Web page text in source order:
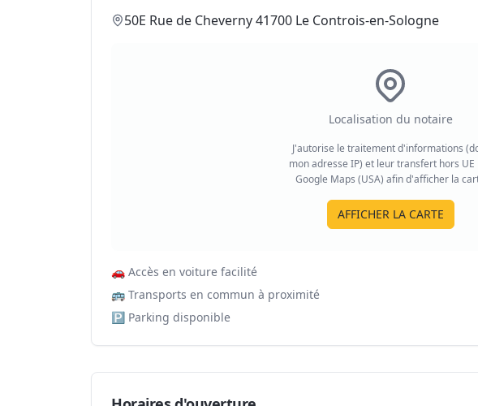
50E Rue de Cheverny 41700 Le Controis-en-Sologne
Localisation du notaire
J'autorise le traitement d'informations
mon adresse IP) et leur transfert hors UE
Google Maps (USA) afin d'afficher la
AFFICHER LA CARTE
🚗 Accès en voiture facilité
🚌 Transports en commun à proximité
🅿️ Parking disponible